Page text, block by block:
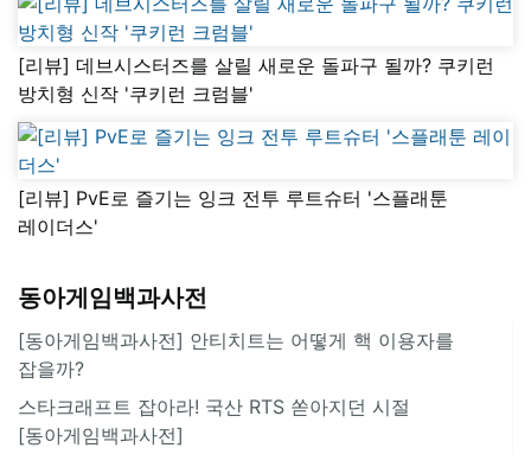
[리뷰] 데브시스터즈를 살릴 새로운 돌파구 될까? 쿠키런
방치형 신작 '쿠키런 크럼블'
[리뷰] PvE로 즐기는 잉크 전투 루트슈터 '스플래툰
레이더스'
동아게임백과사전
[동아게임백과사전] 안티치트는 어떻게 핵 이용자를
잡을까?
스타크래프트 잡아라! 국산 RTS 쏟아지던 시절
[동아게임백과사전]